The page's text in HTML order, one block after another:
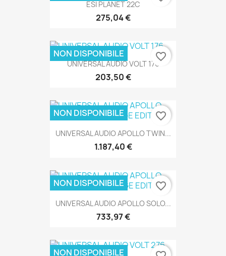
ESI PLANET 22C
275,04 €
UNIVERSAL AUDIO VOLT 176
203,50 €
NON DISPONIBILE favorite_border
UNIVERSAL AUDIO APOLLO TWIN...
1.187,40 €
SOLO ONLINE
NON DISPONIBILE favorite_border
UNIVERSAL AUDIO APOLLO SOLO...
733,97 €
NON DISPONIBILE favorite_border
NON DISPONIBILE